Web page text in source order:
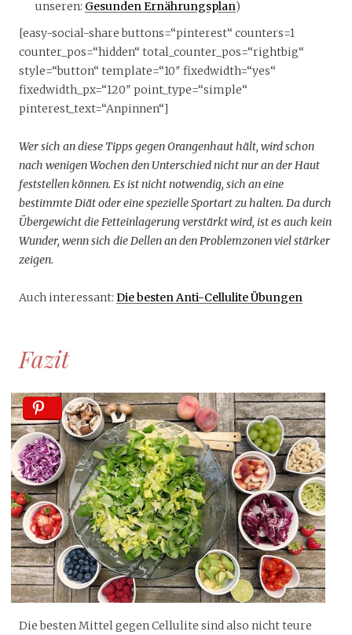
unseren: Gesunden Ernährungsplan)
[easy-social-share buttons=“pinterest“ counters=1
counter_pos=“hidden“ total_counter_pos=“rightbig“
style=“button“ template=“10″ fixedwidth=“yes“
fixedwidth_px=“120″ point_type=“simple“
pinterest_text=“Anpinnen“]
Wer sich an diese Tipps gegen Orangenhaut hält, wird schon
nach wenigen Wochen den Unterschied nicht nur an der Haut
feststellen können. Es ist nicht notwendig, sich an eine
bestimmte Diät oder eine spezielle Sportart zu halten. Da durch
Übergewicht die Fetteinlagerung verstärkt wird, ist es auch kein
Wunder, wenn sich die Dellen an den Problemzonen viel stärker
zeigen.
Auch interessant: Die besten Anti-Cellulite Übungen
Fazit
Die besten Mittel gegen Cellulite sind also nicht teure